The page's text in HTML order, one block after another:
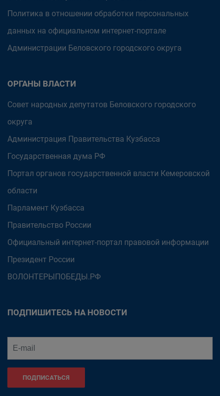
Политика в отношении обработки персональных
данных на официальном интернет-портале
Администрации Беловского городского округа
ОРГАНЫ ВЛАСТИ
Совет народных депутатов Беловского городского
округа
Администрация Правительства Кузбасса
Государственная дума РФ
Портал органов государственной власти Кемеровской
области
Парламент Кузбасса
Правительство России
Официальный интернет-портал правовой информации
Президент России
ВОЛОНТЕРЫПОБЕДЫ.РФ
ПОДПИШИТЕСЬ НА НОВОСТИ
ПОДПИСАТЬСЯ